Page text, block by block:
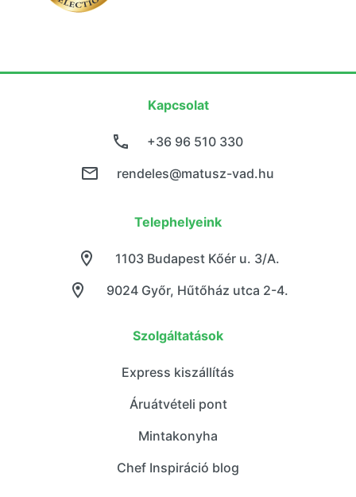
Kapcsolat
+36 96 510 330
rendeles@matusz-vad.hu
Telephelyeink
9024 Győr, Hűtőház utca 2-4.
1103 Budapest Kőér u. 3/A.
Szolgáltatások
Express kiszállítás
Áruátvételi pont
Mintakonyha
Chef Inspiráció blog